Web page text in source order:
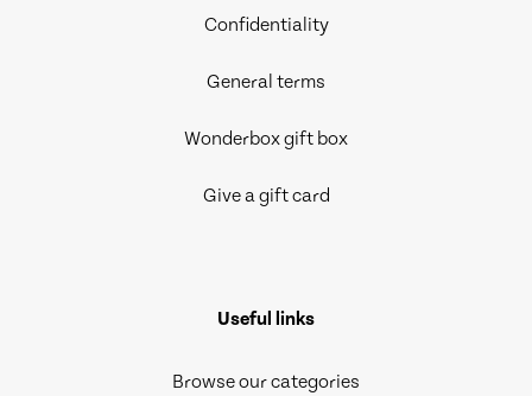
Confidentiality
General terms
Wonderbox gift box
Give a gift card
Useful links
Browse our categories